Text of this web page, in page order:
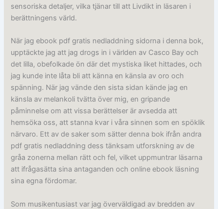
sensoriska detaljer, vilka tjänar till att Livdikt in läsaren i
berättningens värld.
När jag ebook pdf gratis nedladdning sidorna i denna bok,
upptäckte jag att jag drogs in i världen av Casco Bay och
det lilla, obefolkade ön där det mystiska liket hittades, och
jag kunde inte låta bli att känna en känsla av oro och
spänning. När jag vände den sista sidan kände jag en
känsla av melankoli tvätta över mig, en gripande
påminnelse om att vissa berättelser är avsedda att
hemsöka oss, att stanna kvar i våra sinnen som en spöklik
närvaro. Ett av de saker som sätter denna bok ifrån andra
pdf gratis nedladdning dess tänksam utforskning av de
gråa zonerna mellan rätt och fel, vilket uppmuntrar läsarna
att ifrågasätta sina antaganden och online ebook läsning
sina egna fördomar.
Som musikentusiast var jag överväldigad av bredden av